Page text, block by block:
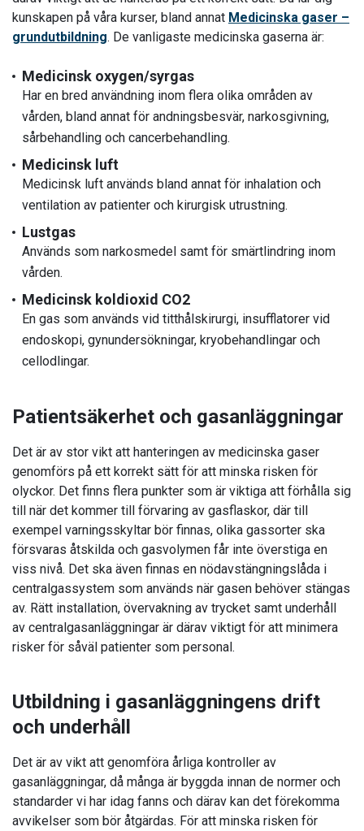
kunskapen på våra kurser, bland annat Medicinska gaser –
grundutbildning. De vanligaste medicinska gaserna är:
Medicinsk oxygen/syrgas
Har en bred användning inom flera olika områden av
vården, bland annat för andningsbesvär, narkosgivning,
sårbehandling och cancerbehandling.
Medicinsk luft
Medicinsk luft används bland annat för inhalation och
ventilation av patienter och kirurgisk utrustning.
Lustgas
Används som narkosmedel samt för smärtlindring inom
vården.
Medicinsk koldioxid CO2
En gas som används vid titthålskirurgi, insufflatorer vid
endoskopi, gynundersökningar, kryobehandlingar och
cellodlingar.
Patientsäkerhet och gasanläggningar
Det är av stor vikt att hanteringen av medicinska gaser
genomförs på ett korrekt sätt för att minska risken för
olyckor. Det finns flera punkter som är viktiga att förhålla sig
till när det kommer till förvaring av gasflaskor, där till
exempel varningsskyltar bör finnas, olika gassorter ska
försvaras åtskilda och gasvolymen får inte överstiga en
viss nivå. Det ska även finnas en nödavstängningslåda i
centralgassystem som används när gasen behöver stängas
av. Rätt installation, övervakning av trycket samt underhåll
av centralgasanläggningar är därav viktigt för att minimera
risker för såväl patienter som personal.
Utbildning i gasanläggningens drift
och underhåll
Det är av vikt att genomföra årliga kontroller av
gasanläggningar, då många är byggda innan de normer och
standarder vi har idag fanns och därav kan det förekomma
avvikelser som bör åtgärdas. För att minska risken för